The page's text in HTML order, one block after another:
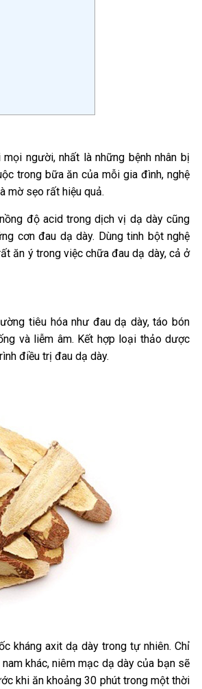
người, nhất là những bệnh nhân bị
trong bữa ăn của mỗi gia đình, nghệ
mờ sẹo rất hiệu quả.
độ acid trong dịch vị dạ dày cũng
cơn đau dạ dày. Dùng tinh bột nghệ
ăn ý trong việc chữa đau dạ dày, cả ở
tiêu hóa như đau dạ dày, táo bón
và liễm âm. Kết hợp loại thảo dược
điều trị đau dạ dày.
kháng axit dạ dày trong tự nhiên. Chỉ
khác, niêm mạc dạ dày của bạn sẽ
khi ăn khoảng 30 phút trong một thời